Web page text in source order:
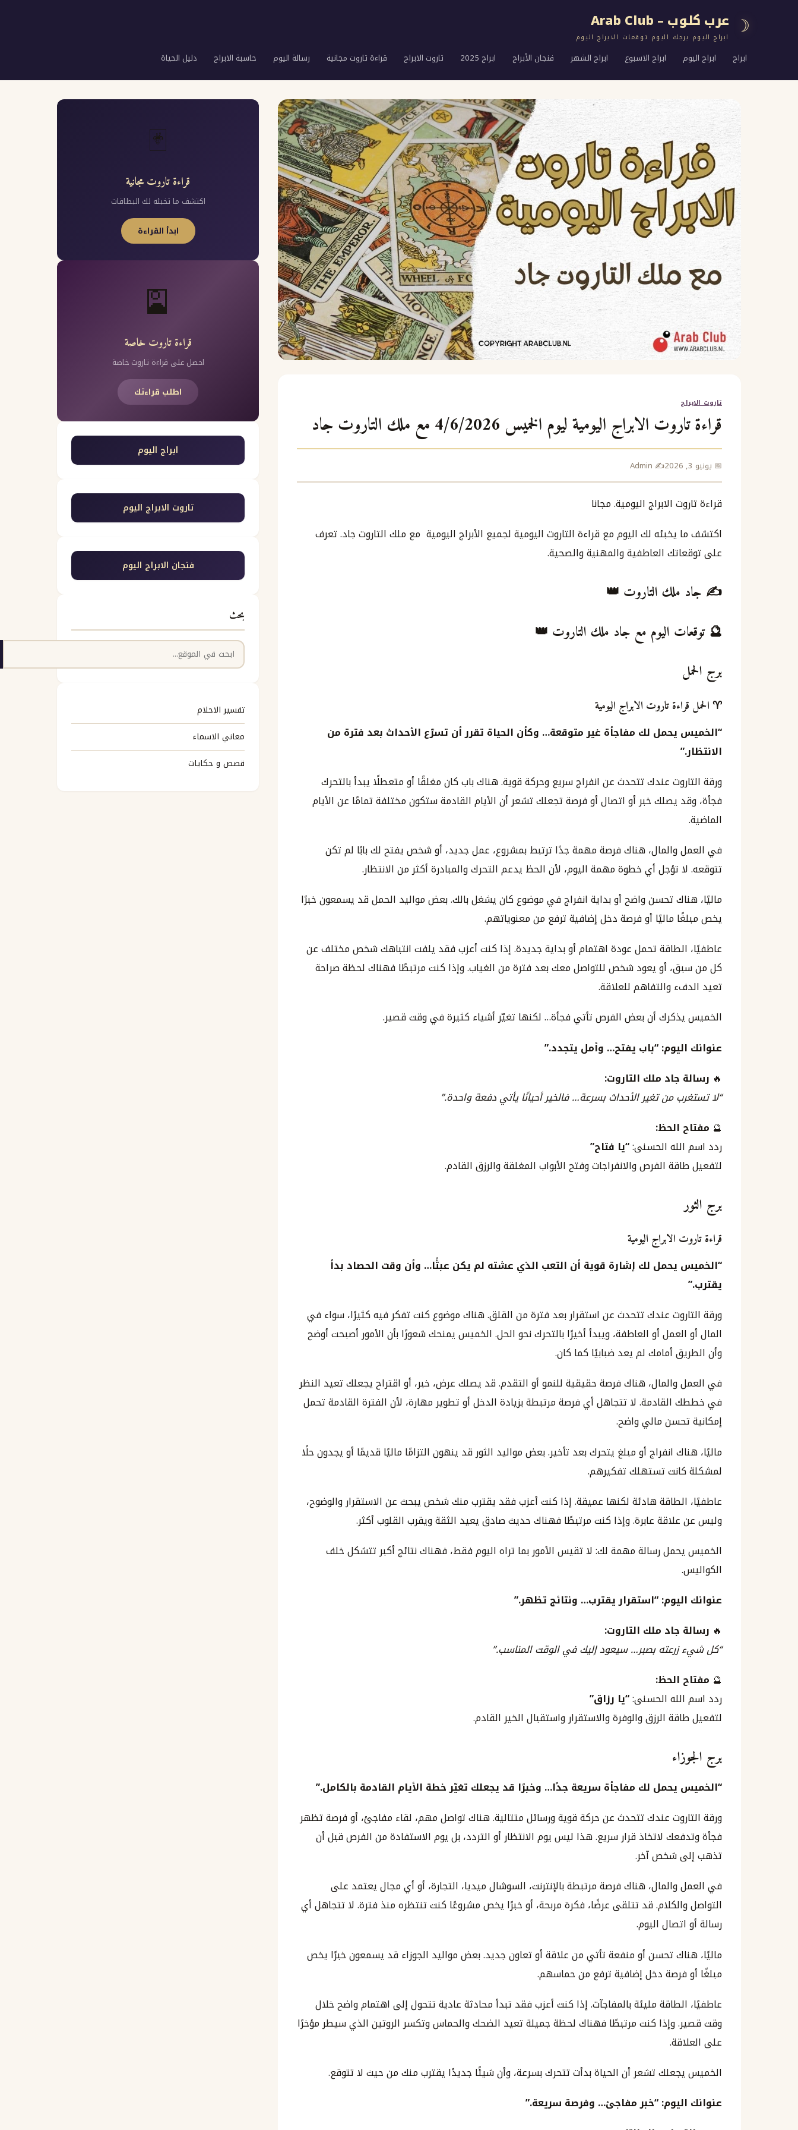
☽ عرب كلوب – Arab Club
ابراج اليوم برجك اليوم توقعات الابراج اليوم
ابراج ابراج اليوم ابراج الاسبوع ابراج الشهر فنجان الأبراج ابراج 2025 تاروت الابراج قراءة تاروت مجانية رسالة اليوم حاسبة الابراج دليل الحياة
تاروت الابراج
قراءة تاروت الابراج اليومية ليوم الخميس 4/6/2026 مع ملك التاروت جاد
📅 يونيو 3, 2026 ✍️ Admin
قراءة تاروت الابراج اليومية. مجانا
اكتشف ما يخبئه لك اليوم مع قراءة التاروت اليومية لجميع الأبراج اليومية مع ملك التاروت جاد. تعرف
على توقعاتك العاطفية والمهنية والصحية.
✍️ جاد ملك التاروت 👑
🔮 توقعات اليوم مع جاد ملك التاروت 👑
برج الحمل
♈ الحمل قراءة تاروت الابراج اليومية
“الخميس يحمل لك مفاجأة غير متوقعة… وكأن الحياة تقرر أن تسرّع الأحداث بعد فترة من
الانتظار.”
ورقة التاروت عندك تتحدث عن انفراج سريع وحركة قوية. هناك باب كان مغلقًا أو متعطلًا يبدأ بالتحرك
فجأة، وقد يصلك خبر أو اتصال أو فرصة تجعلك تشعر أن الأيام القادمة ستكون مختلفة تمامًا عن الأيام
الماضية.
في العمل والمال، هناك فرصة مهمة جدًا ترتبط بمشروع، عمل جديد، أو شخص يفتح لك بابًا لم تكن
تتوقعه. لا تؤجل أي خطوة مهمة اليوم، لأن الحظ يدعم التحرك والمبادرة أكثر من الانتظار.
ماليًا، هناك تحسن واضح أو بداية انفراج في موضوع كان يشغل بالك. بعض مواليد الحمل قد يسمعون خبرًا
يخص مبلغًا ماليًا أو فرصة دخل إضافية ترفع من معنوياتهم.
عاطفيًا، الطاقة تحمل عودة اهتمام أو بداية جديدة. إذا كنت أعزب فقد يلفت انتباهك شخص مختلف عن
كل من سبق، أو يعود شخص للتواصل معك بعد فترة من الغياب. وإذا كنت مرتبطًا فهناك لحظة صراحة
تعيد الدفء والتفاهم للعلاقة.
الخميس يذكرك أن بعض الفرص تأتي فجأة… لكنها تغيّر أشياء كثيرة في وقت قصير.
عنوانك اليوم: “باب يفتح… وأمل يتجدد.”
🔥 رسالة جاد ملك التاروت:
“لا تستغرب من تغير الأحداث بسرعة… فالخير أحيانًا يأتي دفعة واحدة.”
🔮 مفتاح الحظ:
ردد اسم الله الحسنى:“يا فتاح”
لتفعيل طاقة الفرص والانفراجات وفتح الأبواب المغلقة والرزق القادم.
برج الثور
قراءة تاروت الابراج اليومية
“الخميس يحمل لك إشارة قوية أن التعب الذي عشته لم يكن عبثًا… وأن وقت الحصاد بدأ
يقترب.”
ورقة التاروت عندك تتحدث عن استقرار بعد فترة من القلق. هناك موضوع كنت تفكر فيه كثيرًا، سواء في
المال أو العمل أو العاطفة، ويبدأ أخيرًا بالتحرك نحو الحل. الخميس يمنحك شعورًا بأن الأمور أصبحت أوضح
وأن الطريق أمامك لم يعد ضبابيًا كما كان.
في العمل والمال، هناك فرصة حقيقية للنمو أو التقدم. قد يصلك عرض، خبر، أو اقتراح يجعلك تعيد النظر
في خططك القادمة. لا تتجاهل أي فرصة مرتبطة بزيادة الدخل أو تطوير مهارة، لأن الفترة القادمة تحمل
إمكانية تحسن مالي واضح.
ماليًا، هناك انفراج أو مبلغ يتحرك بعد تأخير. بعض مواليد الثور قد ينهون التزامًا ماليًا قديمًا أو يجدون حلًا
لمشكلة كانت تستهلك تفكيرهم.
عاطفيًا، الطاقة هادئة لكنها عميقة. إذا كنت أعزب فقد يقترب منك شخص يبحث عن الاستقرار والوضوح،
وليس عن علاقة عابرة. وإذا كنت مرتبطًا فهناك حديث صادق يعيد الثقة ويقرب القلوب أكثر.
الخميس يحمل رسالة مهمة لك: لا تقيس الأمور بما تراه اليوم فقط، فهناك نتائج أكبر تتشكل خلف
الكواليس.
عنوانك اليوم: “استقرار يقترب… ونتائج تظهر.”
🔥 رسالة جاد ملك التاروت:
“كل شيء زرعته بصبر… سيعود إليك في الوقت المناسب.”
🔮 مفتاح الحظ:
ردد اسم الله الحسنى:“يا رزاق”
لتفعيل طاقة الرزق والوفرة والاستقرار واستقبال الخير القادم.
برج الجوزاء
“الخميس يحمل لك مفاجأة سريعة جدًا… وخبرًا قد يجعلك تغيّر خطة الأيام القادمة بالكامل.”
ورقة التاروت عندك تتحدث عن حركة قوية ورسائل متتالية. هناك تواصل مهم، لقاء مفاجئ، أو فرصة تظهر
فجأة وتدفعك لاتخاذ قرار سريع. هذا ليس يوم الانتظار أو التردد، بل يوم الاستفادة من الفرص قبل أن
تذهب إلى شخص آخر.
في العمل والمال، هناك فرصة مرتبطة بالإنترنت، السوشال ميديا، التجارة، أو أي مجال يعتمد على
التواصل والكلام. قد تتلقى عرضًا، فكرة مربحة، أو خبرًا يخص مشروعًا كنت تنتظره منذ فترة. لا تتجاهل أي
رسالة أو اتصال اليوم.
ماليًا، هناك تحسن أو منفعة تأتي من علاقة أو تعاون جديد. بعض مواليد الجوزاء قد يسمعون خبرًا يخص
مبلغًا أو فرصة دخل إضافية ترفع من حماسهم.
عاطفيًا، الطاقة مليئة بالمفاجآت. إذا كنت أعزب فقد تبدأ محادثة عادية تتحول إلى اهتمام واضح خلال
وقت قصير. وإذا كنت مرتبطًا فهناك لحظة جميلة تعيد الضحك والحماس وتكسر الروتين الذي سيطر مؤخرًا
على العلاقة.
الخميس يجعلك تشعر أن الحياة بدأت تتحرك بسرعة، وأن شيئًا جديدًا يقترب منك من حيث لا تتوقع.
عنوانك اليوم: “خبر مفاجئ… وفرصة سريعة.”
🃏
قراءة تاروت مجانية
اكتشف ما تخبئه لك البطاقات
ابدأ القراءة
🎴
قراءة تاروت خاصة
احصل على قراءة تاروت خاصة
اطلب قراءتك
ابراج اليوم
تاروت الابراج اليوم
فنجان الابراج اليوم
بحث
البحث
تفسير الاحلام
معاني الاسماء
قصص و حكايات